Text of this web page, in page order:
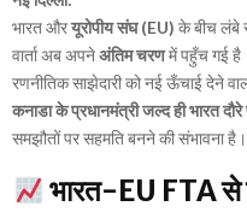
भारत औरयूरोपीय संघ (EU) के बीच लंबे
वार्ता अब अपनेअंतिम चरणमें पहुँच गई
रणनीतिक साझेदारी को नई ऊँचाई देने
कनाडा के प्रधानमंत्री जल्द ही भारत
समझौतों पर सहमति बनने की संभावना है।
भारत-EU FTA से